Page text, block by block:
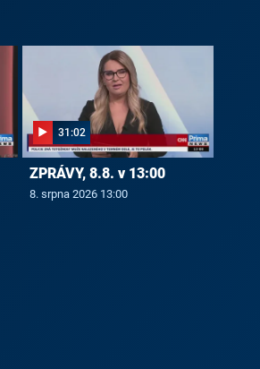
31:02
ZPRÁVY, 8.8. v 13:00
8. srpna 2026 13:00